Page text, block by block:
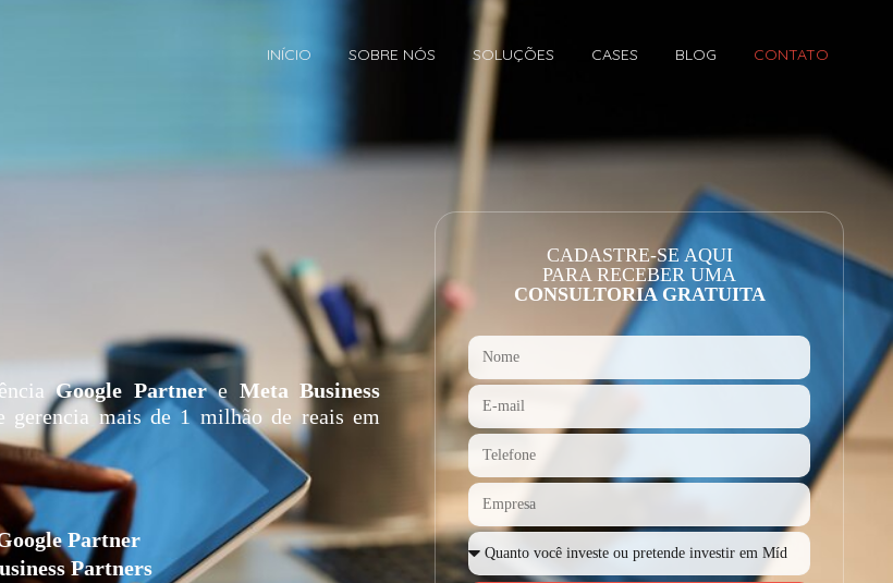
INÍCIO SOBRE NÓS SOLUÇÕES CASES BLOG CONTATO
Google Partnere Meta Business
gerencia mais de 1 milhão de reais em
Partner
Partners
CADASTRE-SE AQUI
PARA RECEBER UMA
CONSULTORIA GRATUITA